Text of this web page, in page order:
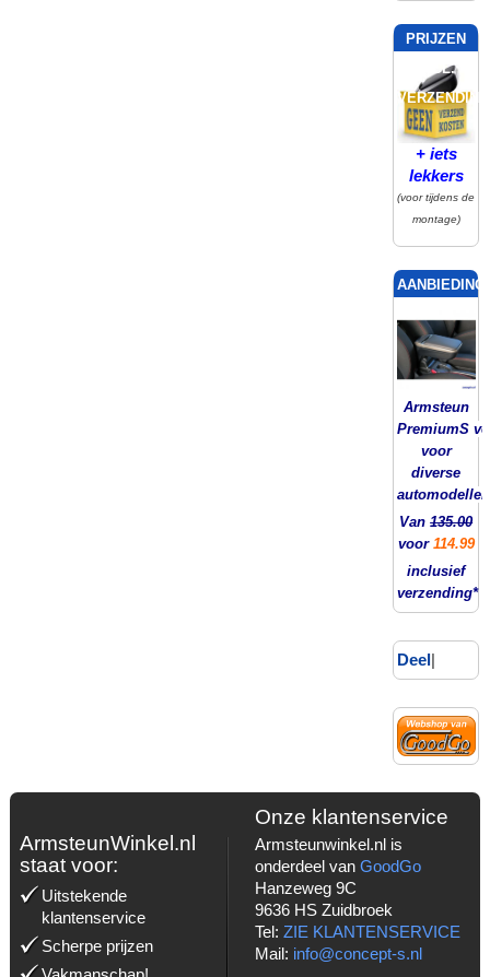
PRIJZEN
INCL.
VERZENDING
+ iets
lekkers
(voor tijdens de
montage)
Armsteun
PremiumS
voor
diverse
automodellen
Van135.00
voor 114.99
inclusief
verzending*
Deel|
ArmsteunWinkel.nl
staat voor:
Uitstekende
klantenservice
Scherpe prijzen
Onze klantenservice
Armsteunwinkel.nl is
onderdeel van GoodGo
Hanzeweg 9C
9636 HS Zuidbroek
Tel: ZIE KLANTENSERVICE
Mail: info@concept-s.nl